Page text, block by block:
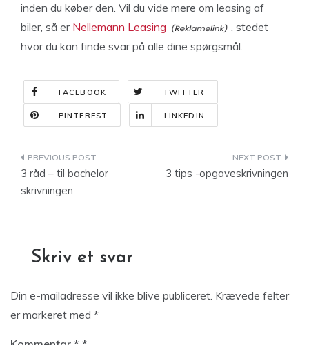
inden du køber den. Vil du vide mere om leasing af
biler, så er Nellemann Leasing
, stedet
hvor du kan finde svar på alle dine spørgsmål.
FACEBOOK TWITTER
PINTEREST LINKEDIN
Indlægsnavigation
3 råd – til bachelor
skrivningen
3 tips -opgaveskrivningen
Skriv et svar
Din e-mailadresse vil ikke blive publiceret. Krævede felter
er markeret med *